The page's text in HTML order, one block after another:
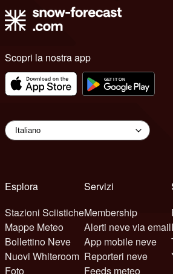
Scopri la nostra app
Esplora
Stazioni Sciistiche
Mappe Meteo
Bollettino Neve
Nuovi Whiteroom
Foto
Servizi
Membership
Alerti neve via email
App mobile neve
Reporteri neve
Feeds meteo